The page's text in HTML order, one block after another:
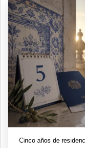
Cinco años de